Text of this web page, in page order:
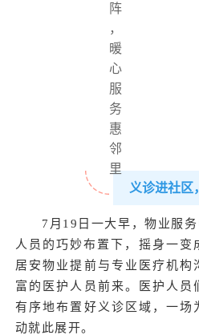
义诊进社区
7月19日一大早，物业服
人员的巧妙布置下，摇身一变
居安物业提前与专业医疗机构
富的医护人员前来。医护人员
有序地布置好义诊区域，一场
动就此展开。